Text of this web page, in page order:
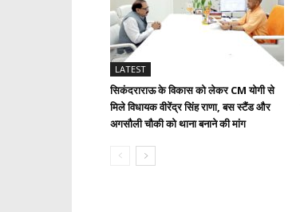
LATEST
सिकंदराराऊ के विकास को लेकर CM योगी से
मिले विधायक वीरेंद्र सिंह राणा, बस स्टैंड और
अगसौली चौकी को थाना बनाने की मांग